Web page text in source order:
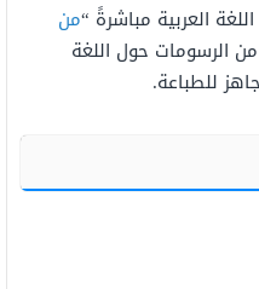
العربية مباشرةً “من
الرسومات حول اللغة